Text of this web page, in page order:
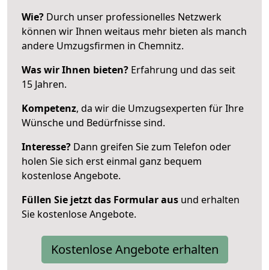
Wie? Durch unser professionelles Netzwerk
können wir Ihnen weitaus mehr bieten als manch
andere Umzugsfirmen in Chemnitz.
Was wir Ihnen bieten? Erfahrung und das seit
15 Jahren.
Kompetenz, da wir die Umzugsexperten für Ihre
Wünsche und Bedürfnisse sind.
Interesse? Dann greifen Sie zum Telefon oder
holen Sie sich erst einmal ganz bequem
kostenlose Angebote.
Füllen Sie jetzt das Formular aus und erhalten
Sie kostenlose Angebote.
Kostenlose Angebote erhalten